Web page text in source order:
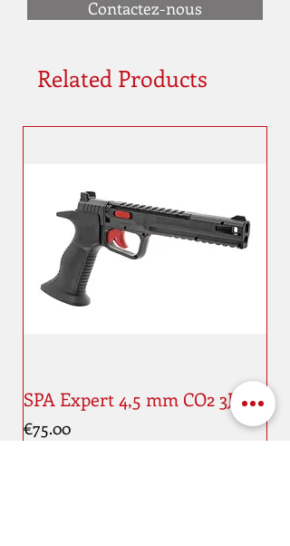
Contactez-nous
Related Products
SPA Expert 4,5 mm CO2 3J
Price
€75.00